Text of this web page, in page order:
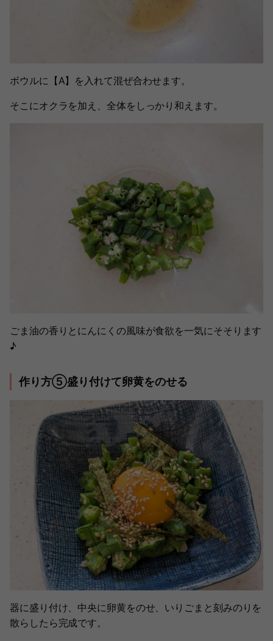
ボウルに【A】を入れて混ぜ合わせます。
そこにオクラを加え、全体をしっかり和えます。
ごま油の香りとにんにくの風味が食欲を一気にそそります
♪
作り方⑤盛り付けて卵黄をのせる
器に盛り付け、中央に卵黄をのせ、いりごまと刻みのりを
散らしたら完成です。